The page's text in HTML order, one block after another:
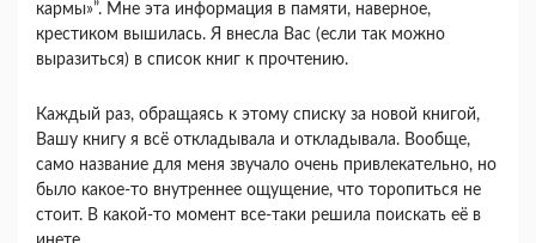
кармы»”. Мне эта информация в памяти, наверное,
крестиком вышилась. Я внесла Вас (если так можно
выразиться) в список книг к прочтению.
Каждый раз, обращаясь к этому списку за новой книгой,
Вашу книгу я всё откладывала и откладывала. Вообще,
само название для меня звучало очень привлекательно, но
было какое-то внутреннее ощущение, что торопиться не
стоит. В какой-то момент все-таки решила поискать её в